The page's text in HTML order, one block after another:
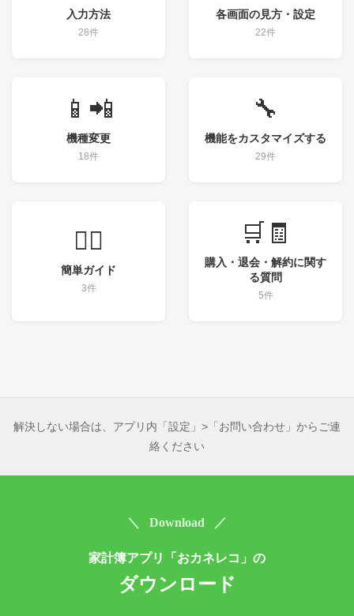
入力方法
28件
各画面の見方・設定
22件
📱📲
機種変更
18件
🔧
機能をカスタマイズする
29件
💁‍♀️
簡単ガイド
3件
🛒🧾
購入・退会・解約に関す
る質問
5件
解決しない場合は、アプリ内「設定」>「お問い合わせ」からご連
絡ください
＼ Download ／
家計簿アプリ「おカネレコ」の
ダウンロード